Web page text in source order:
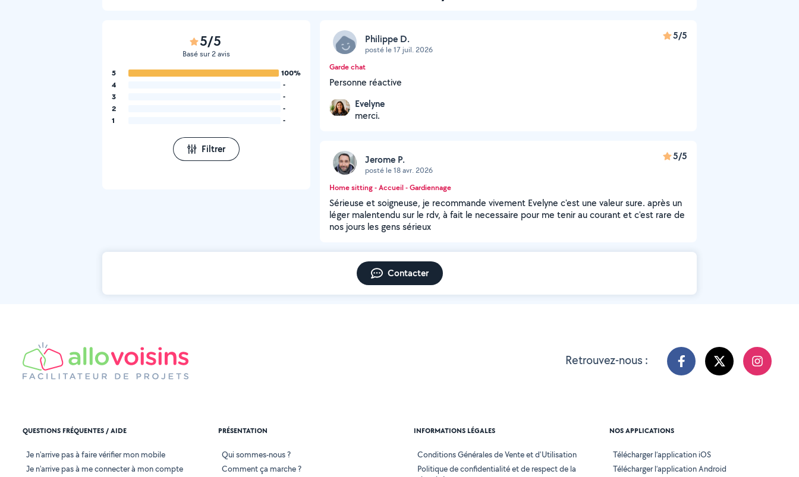
5/5
Basé sur 2 avis
5
100%
4
-
3
-
2
-
1
-
Filtrer
Philippe D.
posté le 17 juil. 2026
5/5
Garde chat
Personne réactive
Evelyne
merci.
Jerome P.
posté le 18 avr. 2026
5/5
Home sitting - Accueil - Gardiennage
Sérieuse et soigneuse, je recommande vivement Evelyne c'est une valeur sure. après un
léger malentendu sur le rdv, à fait le necessaire pour me tenir au courant et c'est rare de
nos jours les gens sérieux
Contacter
Retrouvez-nous :
QUESTIONS FRÉQUENTES / AIDE
Je n'arrive pas à faire vérifier mon mobile
Je n'arrive pas à me connecter à mon compte
PRÉSENTATION
Qui sommes-nous ?
Comment ça marche ?
INFORMATIONS LÉGALES
Conditions Générales de Vente et d'Utilisation
Politique de confidentialité et de respect de la
NOS APPLICATIONS
Télécharger l’application iOS
Télécharger l’application Android